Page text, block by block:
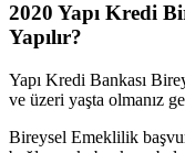
2020 Yapı Kredi
Yapılır?
Yapı Kredi Bankası
ve üzeri yaşta olmanız
Bireysel Emeklilik